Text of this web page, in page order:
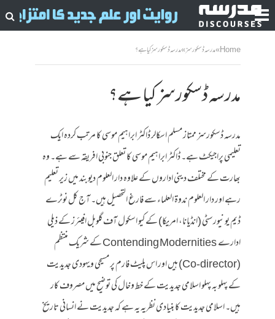
Home
»مدرسہ ڈسکورسز»مدرسہ ڈسکورسز کیا ہے؟
مدرسہ ڈسکورسز کیا ہے؟
مدرسہ ڈسکورسز ممتاز مسلم اسکالر ڈاکٹر ابراہیم موسی کا مرتب کردہ ایک
تعلیمی پراجیکٹ ہے۔ ڈاکٹر ابراہیم موسی کا تعلق جنوبی افریقہ سے ہے۔ وہ
بھارت کے مختلف دینی اداروں کے علاوہ دار العلوم دیوبند میں زیر تعلیم
رہے اور دار العلوم ندوۃ العلماء سے فارغ التحصیل ہیں۔ آج کلنوٹرے
ڈیم یونیورسٹی (انڈیانا، امریکا) کے کیو اسکول آف گلوبل افیئرز کے ذیلی
ادارےContending Modernitiesکے شریک منتظم
(Co-director)ہیں اور اس پلیٹ فارم پر مسیحی ویہودی جدیدیت
کے پہلو بہ پہلو اسلامی جدیدیت کے خط وخال کی توضیح میں مصروف کار
ہیں۔ اسلامی جدیدیت کا بنیادی نظریہ یہ ہے کہ جدیدیت نے انسانی تاریخ